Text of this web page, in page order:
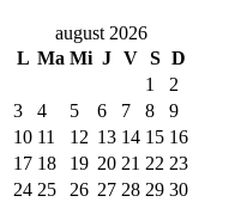
august 2026
L Ma Mi J V S D
1
2
3
4 5 6 7 8
9
10 11 12 13 14 15 16
17 18 19 20 21 22 23
24 25 26 27 28 29 30